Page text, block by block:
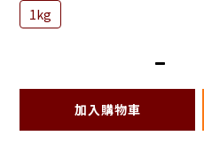
1kg
加入購物車